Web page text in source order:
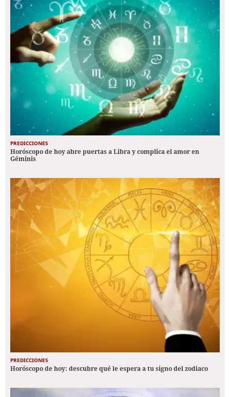
PREDICCIONES
Horóscopo de hoy abre puertas a Libra y complica el amor en
Géminis
PREDICCIONES
Horóscopo de hoy: descubre qué le espera a tu signo del zodiaco